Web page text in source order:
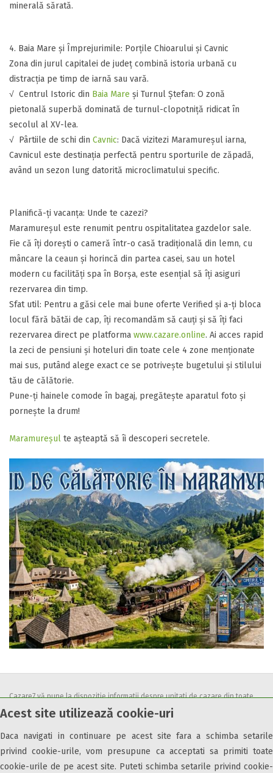
Acest site utilizează cookie-uri
Daca navigati in continuare pe acest site fara a schimba setarile
privind cookie-urile, vom presupune ca acceptati sa primiti toate
cookie-urile de pe acest site. Puteti schimba setarile privind cookie-
minerală sărată.
​4. Baia Mare și Împrejurimile: Porțile Chioarului și Cavnic
​Zona din jurul capitalei de județ combină istoria urbană cu
distracția pe timp de iarnă sau vară.
​​√ Centrul Istoric din Baia Mare și Turnul Ștefan: O zonă
pietonală superbă dominată de turnul-clopotniță ridicat în
secolul al XV-lea.
​​√ Pârtiile de schi din Cavnic: Dacă vizitezi Maramureșul iarna,
Cavnicul este destinația perfectă pentru sporturile de zăpadă,
având un sezon lung datorită microclimatului specific.
​Planifică-ți vacanța: Unde te cazezi?
​Maramureșul este renumit pentru ospitalitatea gazdelor sale.
Fie că îți dorești o cameră într-o casă tradițională din lemn, cu
mâncare la ceaun și horincă din partea casei, sau un hotel
modern cu facilități spa în Borșa, este esențial să îți asiguri
rezervarea din timp.
​Sfat util: Pentru a găsi cele mai bune oferte Verified și a-ți bloca
locul fără bătăi de cap, îți recomandăm să cauți și să îți faci
rezervarea direct pe platforma www.cazare.online. Ai acces rapid
la zeci de pensiuni și hoteluri din toate cele 4 zone menționate
mai sus, putând alege exact ce se potrivește bugetului și stilului
tău de călătorie.
​Pune-ți hainele comode în bagaj, pregătește aparatul foto și
pornește la drum!
Maramureșul te așteaptă să îi descoperi secretele.
Cazare7 vă pune la dispozitie informatii despre unitati de cazare din toate
zonele turistice, oferte speciale, rezervari online.
condițiilede utilizare.